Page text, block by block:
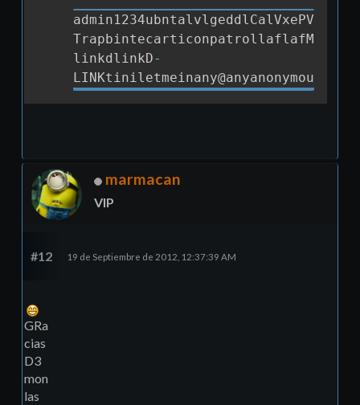
admin1234ubntalvlgeddlCalVxePV1
linkdlinkD-
Copia
marmacan
VIP
#12 19 de Septiembre de 2012, 12:37:39 AM
GRa
cias
D3
mon
las